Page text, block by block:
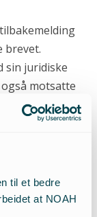
til et bedre
at NOAH
brevet.
sin juridiske
motsatte
Videre
som at
en
liv er mer